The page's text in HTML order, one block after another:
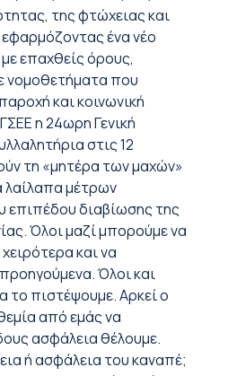
της φτώχειας και
ένα νέο
επαχθείς όρους,
που
και κοινωνική
η 24ωρη Γενική
στις 12
τη «μητέρα των μαχών»
λαίλαπα μέτρων
επιπέδου διαβίωσης της
Όλοι μαζί μπορούμε να
και να
Όλοι και
το πιστέψουμε. Αρκεί ο
από εμάς να
ασφάλεια θέλουμε.
ή ασφάλεια του καναπέ;